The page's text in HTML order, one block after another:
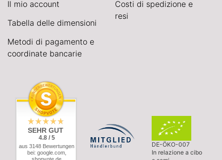
Il mio account
Tabella delle dimensioni
Metodi di pagamento e
coordinate bancarie
Costi di spedizione e
resi
SEHR GUT
4.8 / 5
aus 3148 Bewertungen
bei: google.com,
DE-ÖKO-007
In relazione a cibo